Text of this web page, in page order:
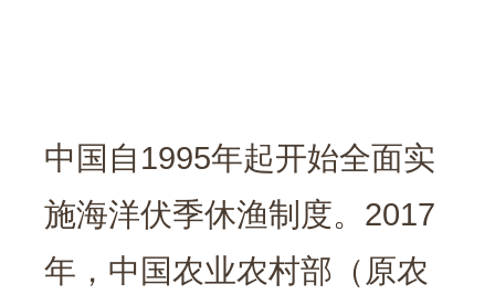
中国自1995年起开始全面实
施海洋伏季休渔制度。2017
年，中国农业农村部（原农